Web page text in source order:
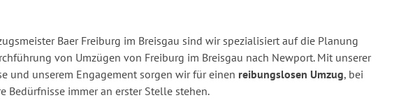
Baer Freiburg im Breisgau sind wir spezialisiert auf die Planung
von Umzügen von Freiburg im Breisgau nach Newport. Mit unserer
und unserem Engagement sorgen wir für einen reibungslosen Umzug, bei
Bedürfnisse immer an erster Stelle stehen.